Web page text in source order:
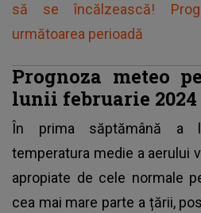
să se încălzească!
următoarea perioadă
Prognoza meteo
lunii februarie 2024
În prima săptămână a
temperatura medie a aerului
apropiate de cele normale
cea mai mare parte a țării,